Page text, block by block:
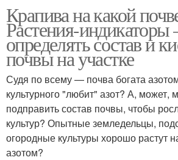
Крапива на какой
Растения-индикаторы
определять состав и
почвы на участке
Судя по всему — почва богата
культурного "любит" азот? А, может,
подправить состав почвы, чтобы
культур? Опытные земледельцы,
огородные культуры хорошо растут
азотом?